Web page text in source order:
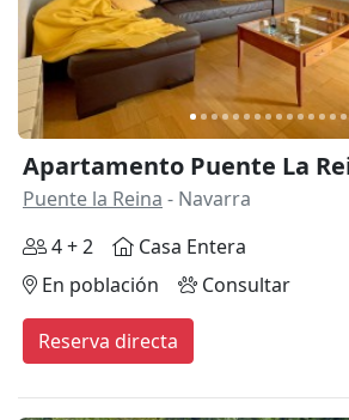
Apartamento Puente La
Puente la Reina - Navarra
4 + 2
Casa Entera
En población
Consultar
Reserva directa